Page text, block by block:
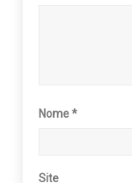
Nome*
Site